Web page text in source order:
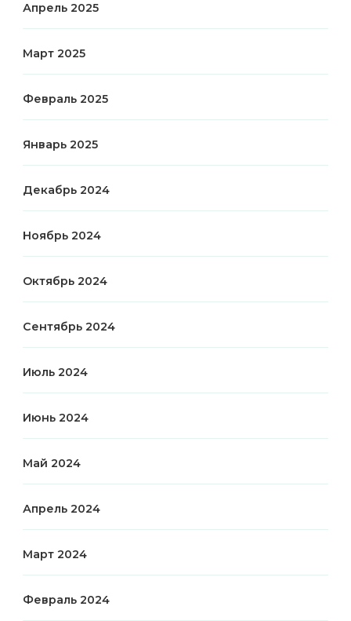
Апрель 2025
Март 2025
Февраль 2025
Январь 2025
Декабрь 2024
Ноябрь 2024
Октябрь 2024
Сентябрь 2024
Июль 2024
Июнь 2024
Май 2024
Апрель 2024
Март 2024
Февраль 2024